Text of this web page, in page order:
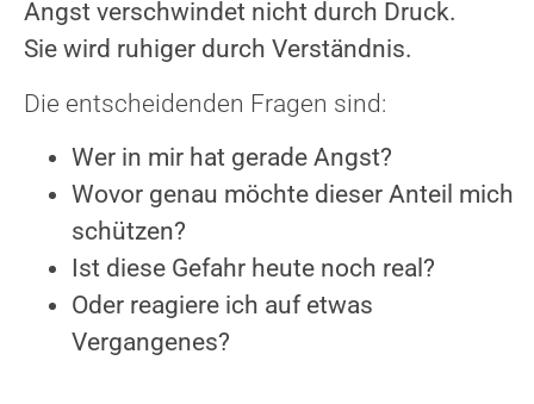
Angst verschwindet nicht durch Druck.
Sie wird ruhiger durch Verständnis.
Die entscheidenden Fragen sind:
Wer in mir hat gerade Angst?
Wovor genau möchte dieser Anteil mich
schützen?
Ist diese Gefahr heute noch real?
Oder reagiere ich auf etwas
Vergangenes?